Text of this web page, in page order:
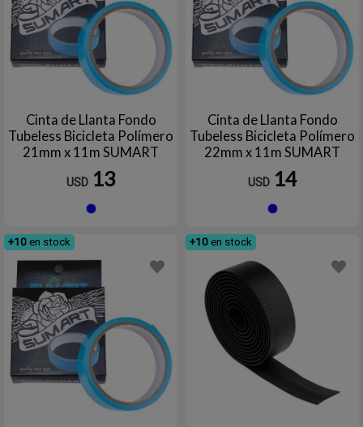
Cinta de Llanta Fondo
Tubeless Bicicleta Polímero
21mm x 11m SUMART
TOOLS
USD 13
Cinta de Llanta Fondo
Tubeless Bicicleta Polímero
22mm x 11m SUMART
TOOLS
USD 14
+10 en stock +10 en stock